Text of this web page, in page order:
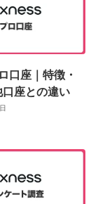
口座｜特徴・
座との違い